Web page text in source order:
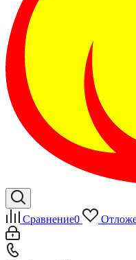
Сравнение0